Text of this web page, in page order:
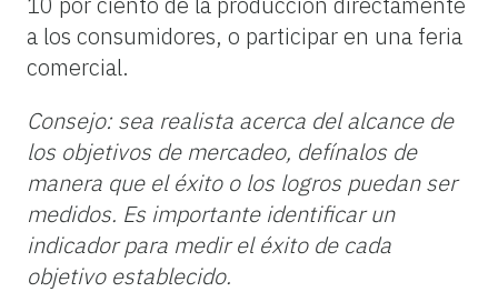
a los consumidores, o participar en una feria
comercial.
Consejo: sea realista acerca del alcance de
los objetivos de mercadeo, defínalos de
manera que el éxito o los logros puedan ser
medidos. Es importante identificar un
indicador para medir el éxito de cada
objetivo establecido.